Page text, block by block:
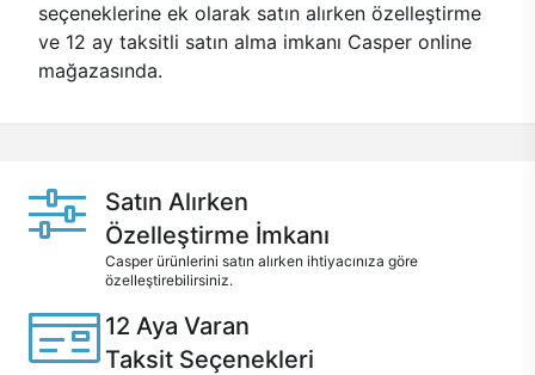
seçeneklerine ek olarak satın alırken özelleştirme
ve 12 ay taksitli satın alma imkanı Casper online
mağazasında.
Satın Alırken
Özelleştirme İmkanı
Casper ürünlerini satın alırken ihtiyacınıza göre
özelleştirebilirsiniz.
12 Aya Varan
Taksit Seçenekleri